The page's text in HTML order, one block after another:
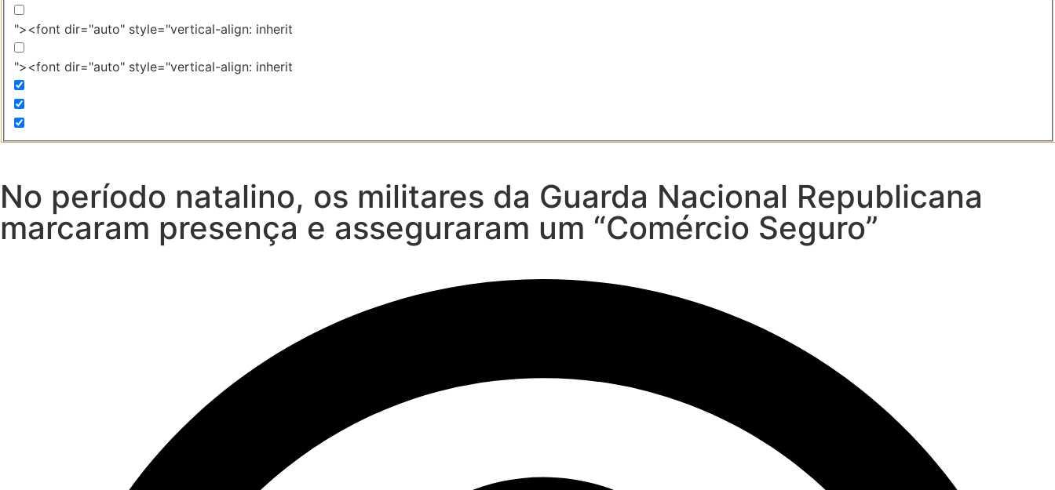
"><font dir="auto" style="vertical-align: inherit
"><font dir="auto" style="vertical-align: inherit
No período natalino, os militares da Guarda Nacional Republicana
marcaram presença e asseguraram um “Comércio Seguro”